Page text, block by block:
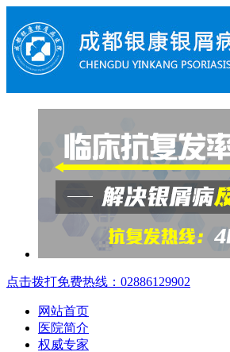
点击拨打免费热线：02886129902
网站首页
医院简介
权威专家